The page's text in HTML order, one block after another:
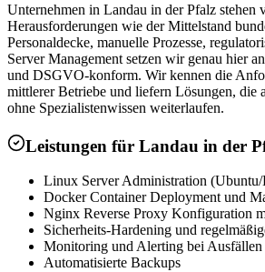
Unternehmen in Landau in der Pfalz stehen
Herausforderungen wie der Mittelstand
Personaldecke, manuelle Prozesse,
Server Management setzen wir genau hier
und DSGVO-konform. Wir kennen die
mittlerer Betriebe und liefern Lösungen, die
ohne Spezialistenwissen weiterlaufen.
Leistungen für Landau in der
Linux Server Administration
Docker Container Deployment und
Nginx Reverse Proxy Konfiguration
Sicherheits-Hardening und
Monitoring und Alerting bei Ausfällen
Automatisierte Backups